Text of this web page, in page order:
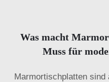
Was macht
Muss für
Marmortischplatten